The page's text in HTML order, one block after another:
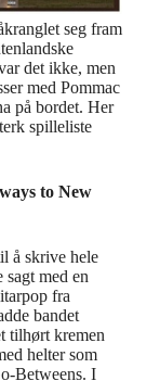
seg fram
det ikke, men
med Pommac
på bordet. Her
spilleliste
to New
å skrive hele
med en
fra
bandet
tilhørt kremen
helter som
Betweens. I